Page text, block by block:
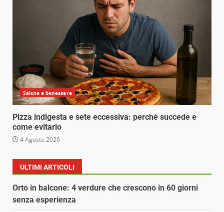
Salute e benessere
Pizza indigesta e sete eccessiva: perché succede e
come evitarlo
4 Agosto 2026
ULTIMI ARTICOLI
Orto in balcone: 4 verdure che crescono in 60 giorni
senza esperienza